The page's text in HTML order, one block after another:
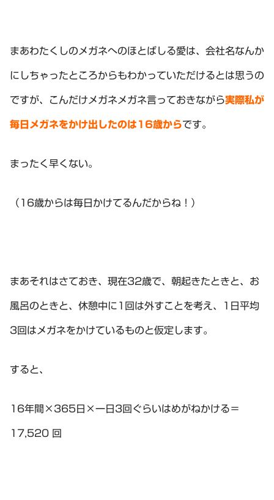
まあわたくしのメガネへのほとばしる愛は、会社名なんか
にしちゃったところからもわかっていただけるとは思うの
ですが、こんだけメガネメガネ言っておきながら実際私が
毎日メガネをかけ出したのは16歳からです。
まったく早くない。
（16歳からは毎日かけてるんだからね！）
まあそれはさておき、現在32歳で、朝起きたときと、お
風呂のときと、休憩中に1回は外すことを考え、1日平均
3回はメガネをかけているものと仮定します。
すると、
16年間×365日×一日3回ぐらいはめがねかける＝
17,520 回